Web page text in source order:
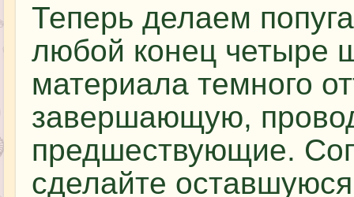
Теперь делаем
любой конец четыре
материала темного
завершающую,
предшествующие.
сделайте